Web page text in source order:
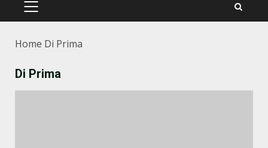
PRIMÄRES
Home Di Prima
Di Prima